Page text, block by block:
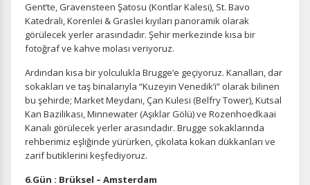
ÇEREZ KULLANIM AYARLARINIZ
Çerez tercihlerinizibelirleyin.
Daha fazla bilgi içinKVKK bilgilendirmemizi,çerez kullanımve
gizlilik koşullarınıinceleyebilirsiniz.
Zorunlu Çerezler
Gent’te, Gravensteen Şatosu (Kontlar Kalesi), St. Bavo
Katedrali, Korenlei & Graslei kıyıları panoramik olarak
görülecek yerler arasındadır. Şehir merkezinde kısa bir
fotoğraf ve kahve molası veriyoruz.
Ardından kısa bir yolculukla Brugge’e geçiyoruz. Kanalları, dar
sokakları ve taş binalarıyla “Kuzeyin Venedik’i” olarak bilinen
bu şehirde; Market Meydanı, Çan Kulesi (Belfry Tower), Kutsal
Kan Bazilikası, Minnewater (Aşıklar Gölü) ve Rozenhoedkaai
Kanalı görülecek yerler arasındadır. Brugge sokaklarında
rehberimiz eşliğinde yürürken, çikolata kokan dükkanları ve
zarif butiklerini keşfediyoruz.
6.Gün : Brüksel – Amsterdam